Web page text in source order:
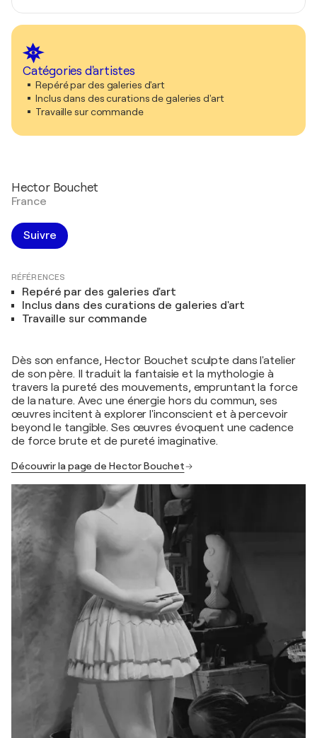
Catégories d'artistes
Repéré par des galeries d'art
Inclus dans des curations de galeries d'art
Travaille sur commande
Hector Bouchet
France
Suivre
RÉFÉRENCES
Repéré par des galeries d'art
Inclus dans des curations de galeries d'art
Travaille sur commande
Dès son enfance, Hector Bouchet sculpte dans l'atelier
de son père. Il traduit la fantaisie et la mythologie à
travers la pureté des mouvements, empruntant la force
de la nature. Avec une énergie hors du commun, ses
œuvres incitent à explorer l'inconscient et à percevoir
beyond le tangible. Ses œuvres évoquent une cadence
de force brute et de pureté imaginative.
Découvrir la page de Hector Bouchet